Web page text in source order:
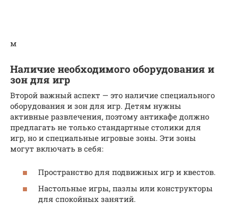
м
Наличие необходимого оборудования и
зон для игр
Второй важный аспект — это наличие специального
оборудования и зон для игр. Детям нужны
активные развлечения, поэтому антикафе должно
предлагать не только стандартные столики для
игр, но и специальные игровые зоны. Эти зоны
могут включать в себя:
Пространство для подвижных игр и квестов.
Настольные игры, пазлы или конструкторы
для спокойных занятий.